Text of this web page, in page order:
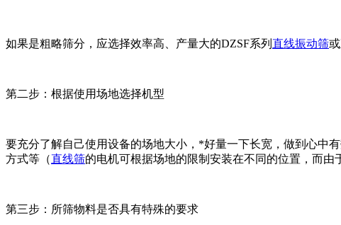
如果是粗略筛分，应选择效率高、产量大的DZSF系列 直线振动筛
第二步：根据使用场地选择机型
要充分了解自己使用设备的场地大小，*好量一下长宽，做到心中
方式等（直线筛的电机可根据场地的限制安装在不同的位置，而由
第三步：所筛物料是否具有特殊的要求